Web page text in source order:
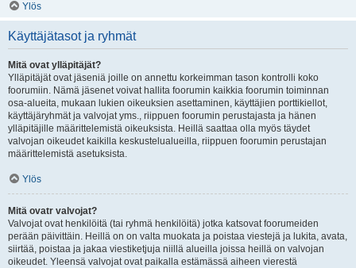
Ylös
Käyttäjätasot ja ryhmät
Mitä ovat ylläpitäjät?
Ylläpitäjät ovat jäseniä joille on annettu korkeimman tason kontrolli koko
foorumiin. Nämä jäsenet voivat hallita foorumin kaikkia foorumin toiminnan
osa-alueita, mukaan lukien oikeuksien asettaminen, käyttäjien porttikiellot,
käyttäjäryhmät ja valvojat yms., riippuen foorumin perustajasta ja hänen
ylläpitäjille määrittelemistä oikeuksista. Heillä saattaa olla myös täydet
valvojan oikeudet kaikilla keskustelualueilla, riippuen foorumin perustajan
määrittelemistä asetuksista.
Ylös
Mitä ovatr valvojat?
Valvojat ovat henkilöitä (tai ryhmä henkilöitä) jotka katsovat foorumeiden
perään päivittäin. Heillä on on valta muokata ja poistaa viestejä ja lukita, avata,
siirtää, poistaa ja jakaa viestiketjuja niillä alueilla joissa heillä on valvojan
oikeudet. Yleensä valvojat ovat paikalla estämässä aiheen vierestä